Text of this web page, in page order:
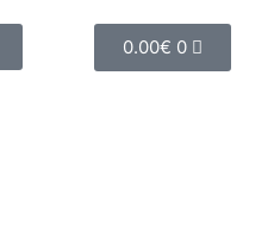
0.00€ 0